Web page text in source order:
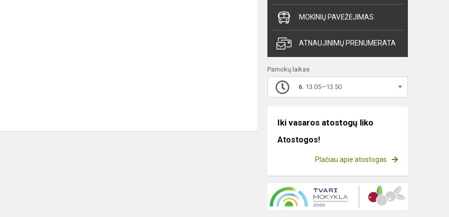
MOKINIŲ PAVĖŽĖJIMAS
ATNAUJINIMŲ PRENUMERATA
Pamokų laikas
6. 13.05—13.50
Iki vasaros atostogų liko
Atostogos!
Plačiau apie atostogas